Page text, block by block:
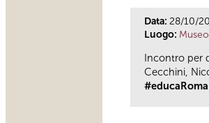
Data: 28/10/
Luogo:
Incontro per
Cecchini,
#educaRoma